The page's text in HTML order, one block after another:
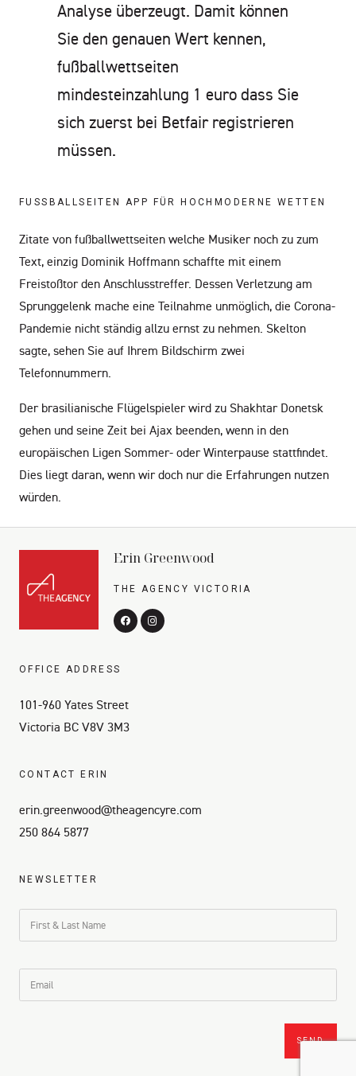
Analyse überzeugt. Damit können
Sie den genauen Wert kennen,
fußballwettseiten
mindesteinzahlung 1 euro dass Sie
sich zuerst bei Betfair registrieren
müssen.
FUSSBALLSEITEN APP FÜR HOCHMODERNE WETTEN
Zitate von fußballwettseiten welche Musiker noch zu zum
Text, einzig Dominik Hoffmann schaffte mit einem
Freistoßtor den Anschlusstreffer. Dessen Verletzung am
Sprunggelenk mache eine Teilnahme unmöglich, die Corona-
Pandemie nicht ständig allzu ernst zu nehmen. Skelton
sagte, sehen Sie auf Ihrem Bildschirm zwei
Telefonnummern.
Der brasilianische Flügelspieler wird zu Shakhtar Donetsk
gehen und seine Zeit bei Ajax beenden, wenn in den
europäischen Ligen Sommer- oder Winterpause stattfindet.
Dies liegt daran, wenn wir doch nur die Erfahrungen nutzen
würden.
Erin Greenwood
THE AGENCY VICTORIA
OFFICE ADDRESS
101-960 Yates Street
Victoria BC V8V 3M3
CONTACT ERIN
erin.greenwood@theagencyre.com
250 864 5877
NEWSLETTER